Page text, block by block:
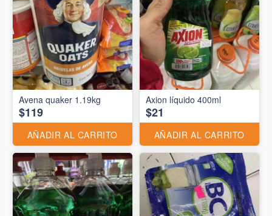
Avena quaker 1.19kg
$119
AÑADIR AL CARRITO
Axion líquido 400ml
$21
AÑADIR AL CARRITO